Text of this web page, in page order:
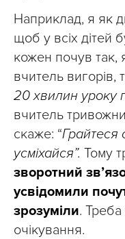
Наприклад, я як
щоб у всіх дітей
кожен почув так,
вчитель вигорів,
20 хвилин уроку
вчитель
скаже: “Грайтеся
усміхайся”. Тому
зворотний
усвідомили
зрозуміли.
очікування.